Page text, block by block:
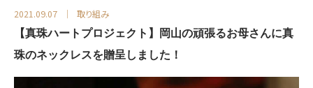
2021.09.07 取り組み
【真珠ハートプロジェクト】岡山の頑張るお母さんに真
珠のネックレスを贈呈しました！